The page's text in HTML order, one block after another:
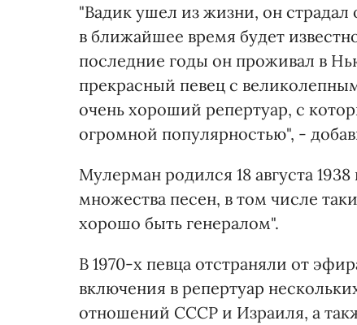
"Вадик ушел из жизни, он страдал
в ближайшее время будет
последние годы он проживал в
прекрасный певец с
очень хороший репертуар, с
огромной популярностью", -
Мулерман родился 18 августа
множества песен, в том числе
хорошо быть генералом".
В 1970-х певца отстраняли от
включения в репертуар
отношений СССР и Израиля, а